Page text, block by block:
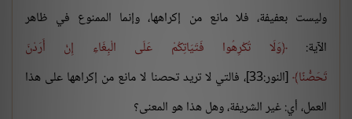
وليست بعفيفة، فلا مانع من إكراهها، وإنما الممنوع في ظاهر
الآية: وَلَا تُكْرِهُوا فَتَيَاتِكُمْ عَلَى الْبِغَاءِ إِنْ أَرَدْنَ
تَحَصُّنًا
[النور:33]، فالتي لا تريد تحصنا لا مانع من إكراهها على هذا
العمل، أي: غير الشريفة، وهل هذا هو المعنى؟